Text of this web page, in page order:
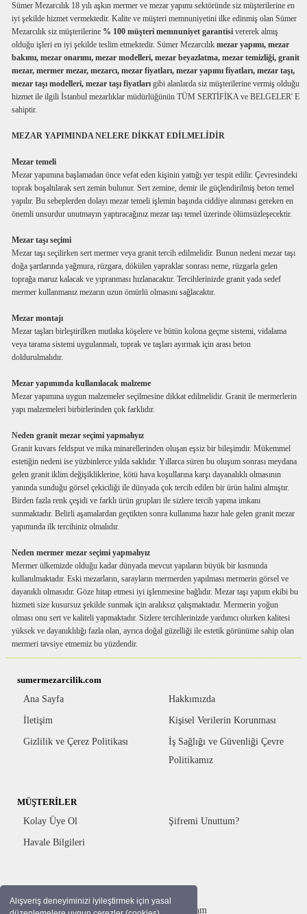
Alışveriş deneyiminizi iyileştirmek için yasal
Sümer Mezarcılık 18 yılı aşkın mermer ve mezar yapımı sektöründe siz müşterilerine en
iyi şekilde hizmet vermektedir. Kalite ve müşteri memnuniyetini ilke edinmiş olan Sümer
Mezarcılık siz müşterilerine % 100 müşteri memnuniyet garantisi vererek almış
olduğu işleri en iyi şekilde teslim etmektedir. Sümer Mezarcılıkmezar yapımı, mezar
bakımı, mezar onarımı, mezar modelleri, mezar beyazlatma, mezar temizliği, granit
mezar, mermer mezar, mezarcı, mezar fiyatları, mezar yapımı fiyatları, mezar taşı,
mezar taşı modelleri, mezar taşı fiyatları gibi alanlarda siz müşterilerine vermiş olduğu
hizmet ile ilgili İstanbul mezarlıklar müdürlüğünün TÜM SERTİFİKA ve BELGELER' E
sahiptir.
MEZAR YAPIMINDA NELERE DİKKAT EDİLMELİDİR
Mezar temeli
Mezar yapımına başlamadan önce vefat eden kişinin yattığı yer tespit edilir. Çevresindeki
toprak boşaltılarak sert zemin bulunur. Sert zemine, demir ile güçlendirilmiş beton temel
yapılır. Bu sebeplerden dolayı mezar temeli işlemin başında ciddiye alınması gereken en
önemli unsurdur unutmayın yaptıracağınız mezar taşı temel üzerinde ölümsüzleşecektir.
Mezar taşı seçimi
Mezar taşı seçilirken sert mermer veya granit tercih edilmelidir. Bunun nedeni mezar taşı
doğa şartlarında yağmura, rüzgara, dökülen yapraklar sonrası neme, rüzgarla gelen
toprağa maruz kalacak ve yıpranması hızlanacaktır. Tercihlerinizde granit yada sedef
mermer kullanmanız mezarın uzun ömürlü olmasını sağlacaktır.
Mezar montajı
Mezar taşları birleştirilken mutlaka köşelere ve bütün kolona geçme sistemi, vidalama
veya tarama sistemi uygulanmalı, toprak ve taşları ayırmak için arası beton
doldurulmalıdır.
Mezar yapımında kullanılacak malzeme
Mezar yapımına uygun malzemeler seçilmesine dikkat edilmelidir. Granit ile mermerlerin
yapı malzemeleri birbirlerinden çok farklıdır.
Neden granit mezar seçimi yapmalıyız
Granit kuvars feldsput ve mika minarellerinden oluşan eşsiz bir bileşimdir. Mükemmel
estetiğin nedeni ise yüzbinlerce yılda saklıdır. Yıllarca süren bu oluşum sonrası meydana
gelen granit iklim değişikliklerine, kötü hava koşullarına karşı dayanalıklı olmasının
yanında sunduğu görsel çekiciliği ile dünyada çok tercih edilen bir ürün halini almıştır.
Birden fazla renk çeşidi ve farklı ürün grupları ile sizlere tercih yapma imkanı
sunmaktadır. Belirli aşamalardan geçtikten sonra kullanıma hazır hale gelen granit mezar
yapımında ilk tercihiniz olmalıdır.
Neden mermer mezar seçimi yapmalıyız
Mermer ülkemizde olduğu kadar dünyada mevcut yapıların büyük bir kısmında
kullanılmaktadır. Eski mezarların, sarayların mermerden yapılması mermerin görsel ve
dayanıklı olmasıdır. Göze hitap etmesi iyi işlenmesine bağlıdır. Mezar taşı yapım ekibi bu
hizmeti size kusursuz şekilde sunmak için aralıksız çalışmaktadır. Mermerin yoğun
olması onu sert ve kaliteli yapmaktadır. Sizlere tercihlerinizde yardımcı olurken kalitesi
yüksek ve dayanıklılığı fazla olan, ayrıca doğal güzelliği ile estetik görünüme sahip olan
mermeri tavsiye etmemiz bu yüzdendir.
sumermezarcilik.com
Ana Sayfa
Hakkımızda
İletişim Kişisel Verilerin Korunması
Gizlilik ve Çerez Politikası
İş Sağlığı ve Güvenliği Çevre
Politikamız
MÜŞTERİLER
Kolay Üye Ol
Şifremi Unuttum?
Havale Bilgileri
Facebook
Instagram